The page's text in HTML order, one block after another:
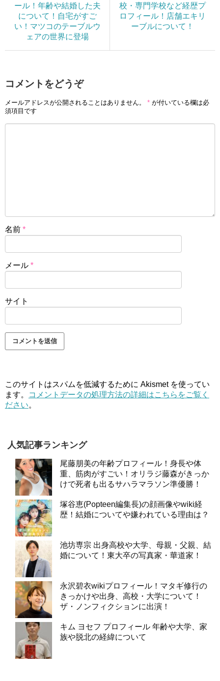
ール！年齢や結婚した夫
について！自宅がすご
い！マツコのテーブルウ
ェアの世界に登場
校・専門学校など経歴プ
ロフィール！店舗エキリ
ーブルについて！
コメントをどうぞ
メールアドレスが公開されることはありません。 * が付いている欄は必
須項目です
名前 *
メール *
サイト
このサイトはスパムを低減するために Akismet を使ってい
ます。
コメントデータの処理方法の詳細はこちらをご覧く
ださい。
人気記事ランキング
尾藤朋美の年齢プロフィール！身長や体
重、筋肉がすごい！オリラジ藤森がきっか
けで死者も出るサハラマラソン準優勝！
塚谷恵(Popteen編集長)の顔画像やwiki経
歴！結婚についてや嫌われている理由は？
池坊専宗 出身高校や大学、母親・父親、結
婚について！東大卒の写真家・華道家！
永沢碧衣wikiプロフィール！マタギ修行の
きっかけや出身、高校・大学について！
ザ・ノンフィクションに出演！
キム ヨセフ プロフィール 年齢や大学、家
族や脱北の経緯について